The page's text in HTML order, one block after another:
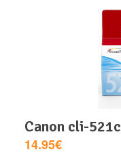
canon cli-521c
14.95€